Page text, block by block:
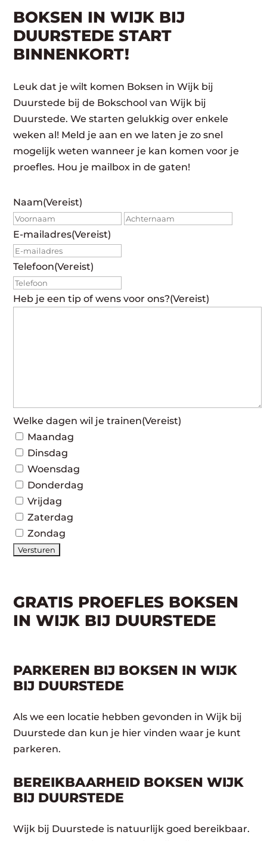
BOKSEN IN WIJK BIJ
DUURSTEDE START
BINNENKORT!
Leuk dat je wilt komen Boksen in Wijk bij
Duurstede bij de Bokschool van Wijk bij
Duurstede. We starten gelukkig over enkele
weken al! Meld je aan en we laten je zo snel
mogelijk weten wanneer je kan komen voor je
proefles. Hou je mailbox in de gaten!
Naam(Vereist)
Voornaam
E-mailadres(Vereist)
Telefoon(Vereist)
Heb je een tip of wens voor ons?(Vereist)
Welke dagen wil je trainen(Vereist)
Maandag
Dinsdag
Woensdag
Donderdag
Vrijdag
Zaterdag
Zondag
GRATIS PROEFLES BOKSEN
IN WIJK BIJ DUURSTEDE
PARKEREN BIJ BOKSEN IN WIJK
BIJ DUURSTEDE
Als we een locatie hebben gevonden in Wijk bij
Duurstede dan kun je hier vinden waar je kunt
parkeren.
BEREIKBAARHEID BOKSEN WIJK
BIJ DUURSTEDE
Wijk bij Duurstede is natuurlijk goed bereikbaar.